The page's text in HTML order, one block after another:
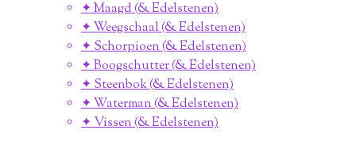
✦ Maagd (& Edelstenen)
✦ Weegschaal (& Edelstenen)
✦ Schorpioen (& Edelstenen)
✦ Boogschutter (& Edelstenen)
✦ Steenbok (& Edelstenen)
✦ Waterman (& Edelstenen)
✦ Vissen (& Edelstenen)